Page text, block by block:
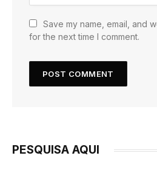
Save my name, email, and
for the next time I comment.
PESQUISA AQUI